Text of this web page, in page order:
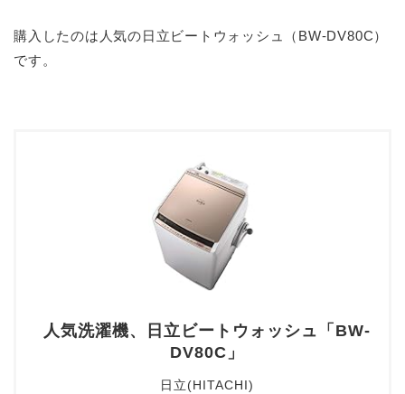
購入したのは人気の日立ビートウォッシュ（BW-DV80C）
です。
人気洗濯機、日立ビートウォッシュ「BW-
DV80C」
日立(HITACHI)